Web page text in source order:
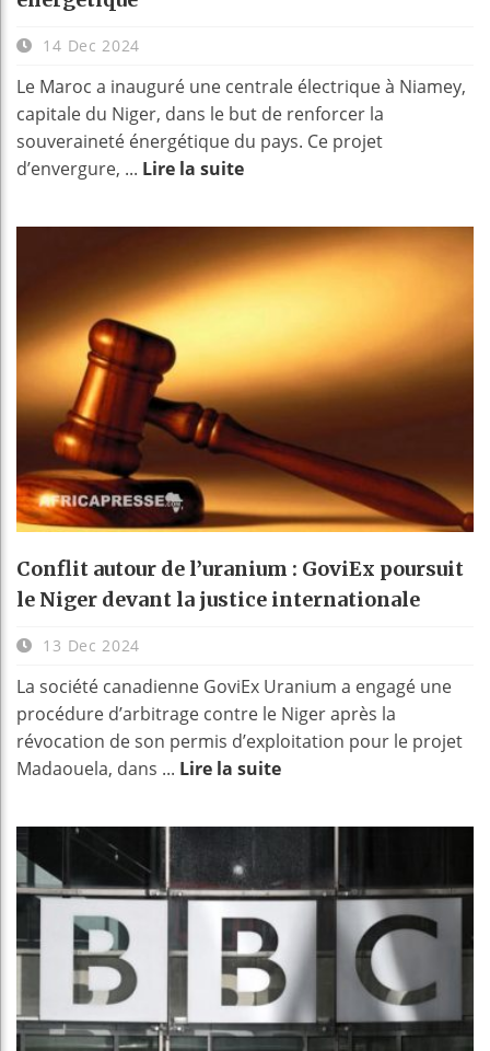
14 Dec 2024
Le Maroc a inauguré une centrale électrique à Niamey,
capitale du Niger, dans le but de renforcer la
souveraineté énergétique du pays. Ce projet
d’envergure, ... Lire la suite
Conflit autour de l’uranium : GoviEx poursuit
le Niger devant la justice internationale
13 Dec 2024
La société canadienne GoviEx Uranium a engagé une
procédure d’arbitrage contre le Niger après la
révocation de son permis d’exploitation pour le projet
Madaouela, dans ... Lire la suite